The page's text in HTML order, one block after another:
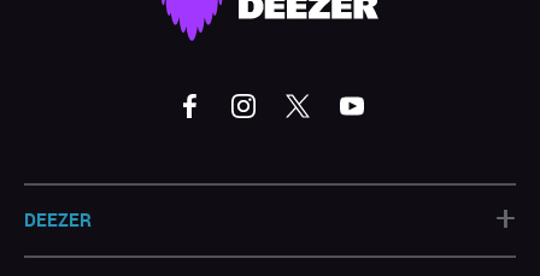
DEEZER
+